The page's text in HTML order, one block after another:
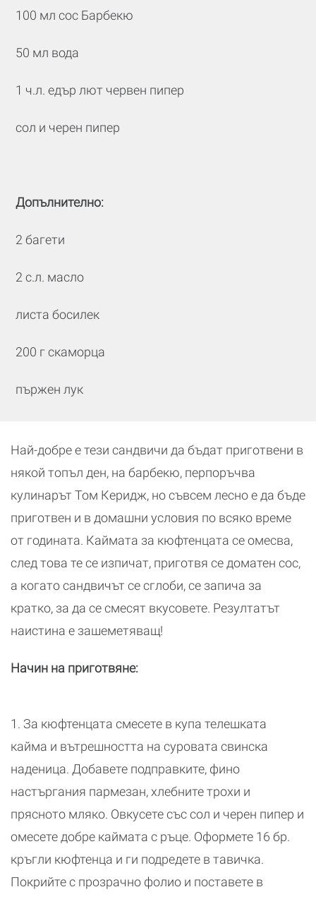
100 мл сос Барбекю
50 мл вода
1 ч.л. едър лют червен пипер
сол и черен пипер
Допълнително:
2 багети
2 с.л. масло
листа босилек
200 г скаморца
пържен лук
Най-добре е тези сандвичи да бъдат приготвени в
някой топъл ден, на барбекю, перпоръчва
кулинарът Том Керидж, но съвсем лесно е да бъде
приготвен и в домашни условия по всяко време
от годината. Каймата за кюфтенцата се омесва,
след това те се изпичат, приготвя се доматен сос,
а когато сандвичът се сглоби, се запича за
кратко, за да се смесят вкусовете. Резултатът
наистина е зашеметяващ!
Начин на приготвяне:
1. За кюфтенцата смесете в купа телешката
кайма и вътрешността на суровата свинска
наденица. Добавете подправките, фино
настъргания пармезан, хлебните трохи и
прясното мляко. Овкусете със сол и черен пипер и
омесете добре каймата с ръце. Оформете 16 бр.
кръгли кюфтенца и ги подредете в тавичка.
Покрийте с прозрачно фолио и поставете в